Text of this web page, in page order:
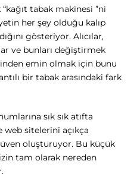
tabak makinesi ”ni
her şey olduğu kalıp
gösteriyor. Alıcılar,
ve bunları değiştirmek
emin olmak için bunu
bir tabak arasındaki fark
sık sık atıfta
sitelerini açıkça
oluşturuyor. Bu küçük
tam olarak nereden